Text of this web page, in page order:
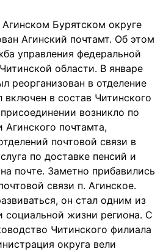
Бурятском округе
Агинский почтамт. Об этом
управления федеральной
области. В январе
реорганизован в отделение
включен в состав Читинского
возникло по
почтамта,
почтовой связи в
по доставке пенсий и
почте. Заметно прибавились
связи п. Агинское.
он стал одним из
социальной жизни региона. С
Читинского филиала
округа вели